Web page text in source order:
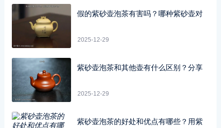
假的紫砂壶泡茶有害吗？哪种紫砂壶对
2025-12-29
紫砂壶泡茶和其他壶有什么区别？分享
2025-12-29
紫砂壶泡茶的好处和优点有哪些？用紫